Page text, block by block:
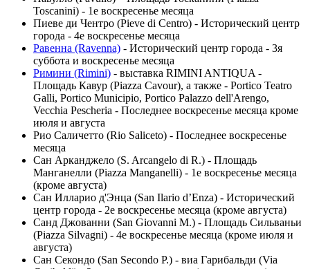
Toscanini) - 1е воскресенье месяца
Пиеве ди Чентро (Pieve di Centro) - Исторический центр
города - 4е воскресенье месяца
Равенна (Ravenna) - Исторический центр города - 3я
суббота и воскресенье месяца
Римини (Rimini) - выставка RIMINI ANTIQUA -
Площадь Кавур (Piazza Cavour), а также - Portico Teatro
Galli, Portico Municipio, Portico Palazzo dell'Arengo,
Vecchia Pescheria - Последнее воскресенье месяца кроме
июля и августа
Рио Саличетто (Rio Saliceto) - Последнее воскресенье
месяца
Сан Арканджело (S. Arcangelo di R.) - Площадь
Манганелли (Piazza Manganelli) - 1е воскресенье месяца
(кроме августа)
Сан Илларио д'Энца (San Ilario d’Enza) - Исторический
центр города - 2е воскресенье месяца (кроме августа)
Санд Джованни (San Giovanni M.) - Площадь Сильваньи
(Piazza Silvagni) - 4е воскресенье месяца (кроме июля и
августа)
Сан Секондо (San Secondo P.) - виа Гарибальди (Via